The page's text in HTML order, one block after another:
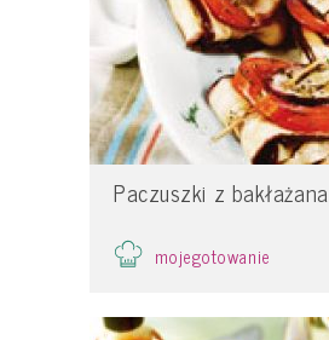
Paczuszki z bakłażana
mojegotowanie